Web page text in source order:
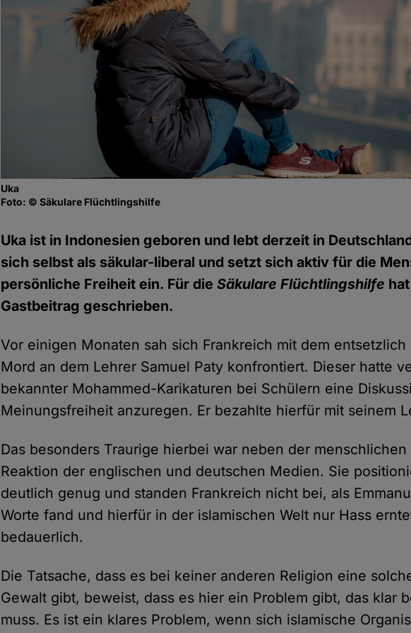
Uka
Foto: © Säkulare Flüchtlingshilfe
Uka ist in Indonesien geboren und lebt derzeit in
sich selbst als säkular-liberal und setzt sich aktiv für die
persönliche Freiheit ein. Für dieSäkulare Flüchtlingshilfe
Gastbeitrag geschrieben.
Vor einigen Monaten sah sich Frankreich mit dem entsetzlich
Mord an dem Lehrer Samuel Paty konfrontiert. Dieser hatte
bekannter Mohammed-Karikaturen bei Schülern eine
Meinungsfreiheit anzuregen. Er bezahlte hierfür mit seinem
Das besonders Traurige hierbei war neben der
Reaktion der englischen und deutschen Medien. Sie
deutlich genug und standen Frankreich nicht bei, als
Worte fand und hierfür in der islamischen Welt nur Hass
bedauerlich.
Die Tatsache, dass es bei keiner anderen Religion eine
Gewalt gibt, beweist, dass es hier ein Problem gibt, das klar
muss. Es ist ein klares Problem, wenn sich islamische